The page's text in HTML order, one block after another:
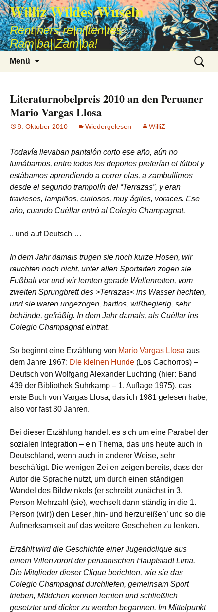
Williz Wildes Wuseln
Rent|ners re|ni|ten|tes
Ram|ba||Zam|ba!
Menü
Suche
nach:
Literaturnobelpreis 2010 an den Peruaner
Mario Vargas Llosa
8. Oktober 2010 Wiedergelesen WilliZ
Todavía llevaban pantalón corto ese año, aún no
fumábamos, entre todos los deportes preferían el fútbol y
estábamos aprendiendo a correr olas, a zambullirnos
desde el segundo trampolín del “Terrazas”, y eran
traviesos, lampiños, curiosos, muy ágiles, voraces. Ese
año, cuando Cuéllar entró al Colegio Champagnat.
.. und auf Deutsch …
In dem Jahr damals trugen sie noch kurze Hosen, wir
rauchten noch nicht, unter allen Sportarten zogen sie
Fußball vor und wir lernten gerade Wellenreiten, vom
zweiten Sprungbrett des >Terrazas< ins Wasser hechten,
und sie waren ungezogen, bartlos, wißbegierig, sehr
behände, gefräßig. In dem Jahr damals, als Cuéllar ins
Colegio Champagnat eintrat.
So beginnt eine Erzählung von Mario Vargas Llosa aus
dem Jahre 1967: Die kleinen Hunde (Los Cachorros) –
Deutsch von Wolfgang Alexander Luchting (hier: Band
439 der Bibliothek Suhrkamp – 1. Auflage 1975), das
erste Buch von Vargas Llosa, das ich 1981 gelesen habe,
also vor fast 30 Jahren.
Bei dieser Erzählung handelt es sich um eine Parabel der
sozialen Integration – ein Thema, das uns heute auch in
Deutschland, wenn auch in anderer Weise, sehr
beschäftigt. Die wenigen Zeilen zeigen bereits, dass der
Autor die Sprache nutzt, um durch einen ständigen
Wandel des Bildwinkels (er schreibt zunächst in 3.
Person Mehrzahl (sie), wechselt dann ständig in die 1.
Person (wir)) den Leser ‚hin- und herzureißen’ und so die
Aufmerksamkeit auf das weitere Geschehen zu lenken.
Erzählt wird die Geschichte einer Jugendclique aus
einem Villenvorort der peruanischen Hauptstadt Lima.
Die Mitglieder dieser Clique berichten, wie sie das
Colegio Champagnat durchliefen, gemeinsam Sport
trieben, Mädchen kennen lernten und schließlich
gesetzter und dicker zu werden begannen. Im Mittelpunkt